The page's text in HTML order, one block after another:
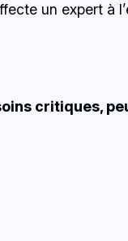
un expert à
critiques,